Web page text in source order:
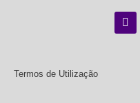
Termos de Utilização